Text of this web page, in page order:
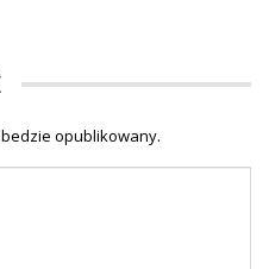
opublikowany.